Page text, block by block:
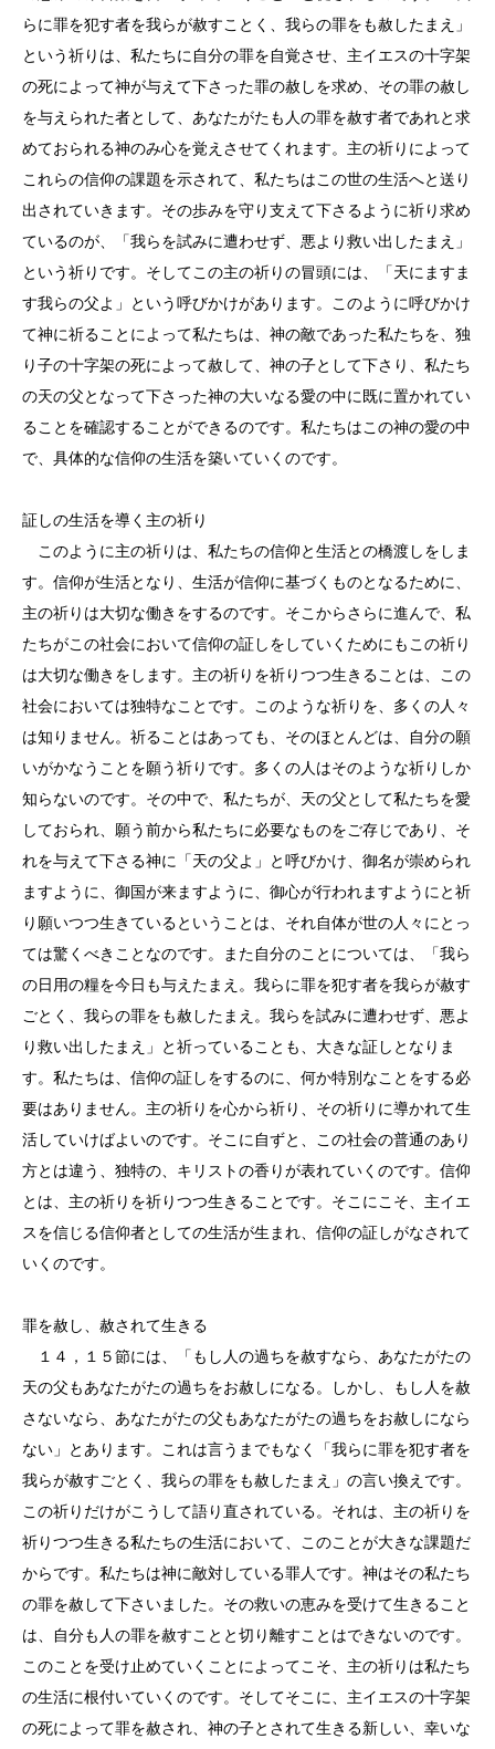
らに罪を犯す者を我らが赦すことく、我らの罪をも赦したまえ」
という祈りは、私たちに自分の罪を自覚させ、主イエスの十字架
の死によって神が与えて下さった罪の赦しを求め、その罪の赦し
を与えられた者として、あなたがたも人の罪を赦す者であれと求
めておられる神のみ心を覚えさせてくれます。主の祈りによって
これらの信仰の課題を示されて、私たちはこの世の生活へと送り
出されていきます。その歩みを守り支えて下さるように祈り求め
ているのが、「我らを試みに遭わせず、悪より救い出したまえ」
という祈りです。そしてこの主の祈りの冒頭には、「天にますま
す我らの父よ」という呼びかけがあります。このように呼びかけ
て神に祈ることによって私たちは、神の敵であった私たちを、独
り子の十字架の死によって赦して、神の子として下さり、私たち
の天の父となって下さった神の大いなる愛の中に既に置かれてい
ることを確認することができるのです。私たちはこの神の愛の中
で、具体的な信仰の生活を築いていくのです。
証しの生活を導く主の祈り
このように主の祈りは、私たちの信仰と生活との橋渡しをしま
す。信仰が生活となり、生活が信仰に基づくものとなるために、
主の祈りは大切な働きをするのです。そこからさらに進んで、私
たちがこの社会において信仰の証しをしていくためにもこの祈り
は大切な働きをします。主の祈りを祈りつつ生きることは、この
社会においては独特なことです。このような祈りを、多くの人々
は知りません。祈ることはあっても、そのほとんどは、自分の願
いがかなうことを願う祈りです。多くの人はそのような祈りしか
知らないのです。その中で、私たちが、天の父として私たちを愛
しておられ、願う前から私たちに必要なものをご存じであり、そ
れを与えて下さる神に「天の父よ」と呼びかけ、御名が崇められ
ますように、御国が来ますように、御心が行われますようにと祈
り願いつつ生きているということは、それ自体が世の人々にとっ
ては驚くべきことなのです。また自分のことについては、「我ら
の日用の糧を今日も与えたまえ。我らに罪を犯す者を我らが赦す
ごとく、我らの罪をも赦したまえ。我らを試みに遭わせず、悪よ
り救い出したまえ」と祈っていることも、大きな証しとなりま
す。私たちは、信仰の証しをするのに、何か特別なことをする必
要はありません。主の祈りを心から祈り、その祈りに導かれて生
活していけばよいのです。そこに自ずと、この社会の普通のあり
方とは違う、独特の、キリストの香りが表れていくのです。信仰
とは、主の祈りを祈りつつ生きることです。そこにこそ、主イエ
スを信じる信仰者としての生活が生まれ、信仰の証しがなされて
いくのです。
罪を赦し、赦されて生きる
１４，１５節には、「もし人の過ちを赦すなら、あなたがたの
天の父もあなたがたの過ちをお赦しになる。しかし、もし人を赦
さないなら、あなたがたの父もあなたがたの過ちをお赦しになら
ない」とあります。これは言うまでもなく「我らに罪を犯す者を
我らが赦すごとく、我らの罪をも赦したまえ」の言い換えです。
この祈りだけがこうして語り直されている。それは、主の祈りを
祈りつつ生きる私たちの生活において、このことが大きな課題だ
からです。私たちは神に敵対している罪人です。神はその私たち
の罪を赦して下さいました。その救いの恵みを受けて生きること
は、自分も人の罪を赦すことと切り離すことはできないのです。
このことを受け止めていくことによってこそ、主の祈りは私たち
の生活に根付いていくのです。そしてそこに、主イエスの十字架
の死によって罪を赦され、神の子とされて生きる新しい、幸いな